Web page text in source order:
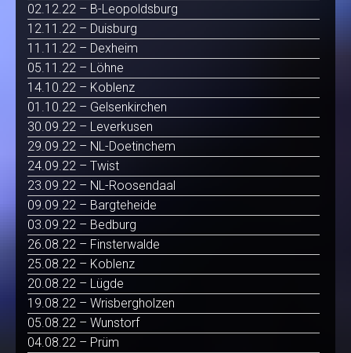
02.12.22 – B-Leopoldsburg
12.11.22 – Duisburg
11.11.22 – Dexheim
05.11.22 – Löhne
14.10.22 – Koblenz
01.10.22 – Gelsenkirchen
30.09.22 – Leverkusen
29.09.22 – NL-Doetinchem
24.09.22 – Twist
23.09.22 – NL-Roosendaal
09.09.22 – Bargteheide
03.09.22 – Bedburg
26.08.22 – Finsterwalde
25.08.22 – Koblenz
20.08.22 – Lügde
19.08.22 – Wrisbergholzen
05.08.22 – Wunstorf
04.08.22 – Prüm